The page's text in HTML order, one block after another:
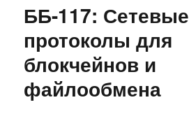
ББ-117: Сетевые
протоколы для
блокчейнов и
файлообмена